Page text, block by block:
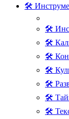
🛠
🛠
🛠
🛠
🛠
🛠
🛠
🛠